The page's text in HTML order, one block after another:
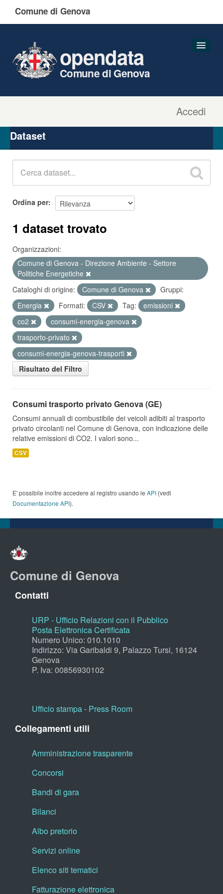
Comune di Genova
Accedi
opendata
Comune di Genova
Organizzazioni
Gruppi
Dataset
Ordina per
1 dataset trovato
Organizzazioni:
Comune di Genova - Direzione Ambiente - Settore
Politiche Energetiche
Cataloghi di origine:
Comune di Genova
Gruppi:
Energia
Formati: CSV Tag:
emissioni
co2
consumi-energia-genova
trasporto-privato
consumi-energia-genova-trasporti
Risultato del Filtro
Consumi trasporto privato Genova (GE)
Consumi annuali di combustibile dei veicoli adibiti al trasporto
privato circolanti nel Comune di Genova, con indicazione delle
relative emissioni di CO2. I valori sono...
CSV
E' possibile inoltre accedere al registro usando le API (vedi
Documentazione API).
Comune di Genova
Contatti
URP - Ufficio Relazioni con il Pubblico
Posta Elettronica Certificata
Numero Unico: 010.1010
Indirizzo: Via Garibaldi 9, Palazzo Tursi, 16124
Genova
P. Iva: 00856930102
Ufficio stampa - Press Room
Collegamenti utili
Amministrazione trasparente
Concorsi
Bandi di gara
Bilanci
Albo pretorio
Servizi online
Elenco siti tematici
Fatturazione elettronica